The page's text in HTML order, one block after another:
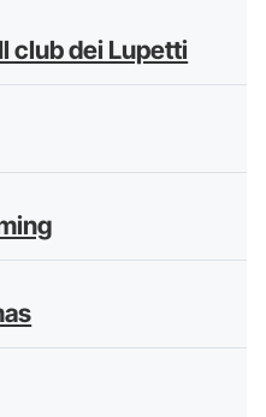
club dei Lupetti